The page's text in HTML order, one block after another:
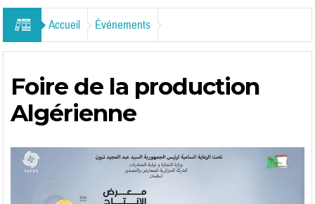
Accueil Événements
Foire de la production
Algérienne